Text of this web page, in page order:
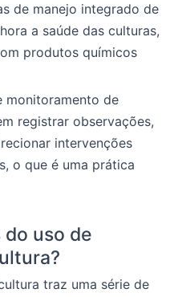
de manejo integrado de
a saúde das culturas,
produtos químicos
monitoramento de
registrar observações,
intervenções
o que é uma prática
uso de
traz uma série de